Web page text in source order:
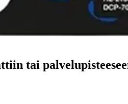
tai